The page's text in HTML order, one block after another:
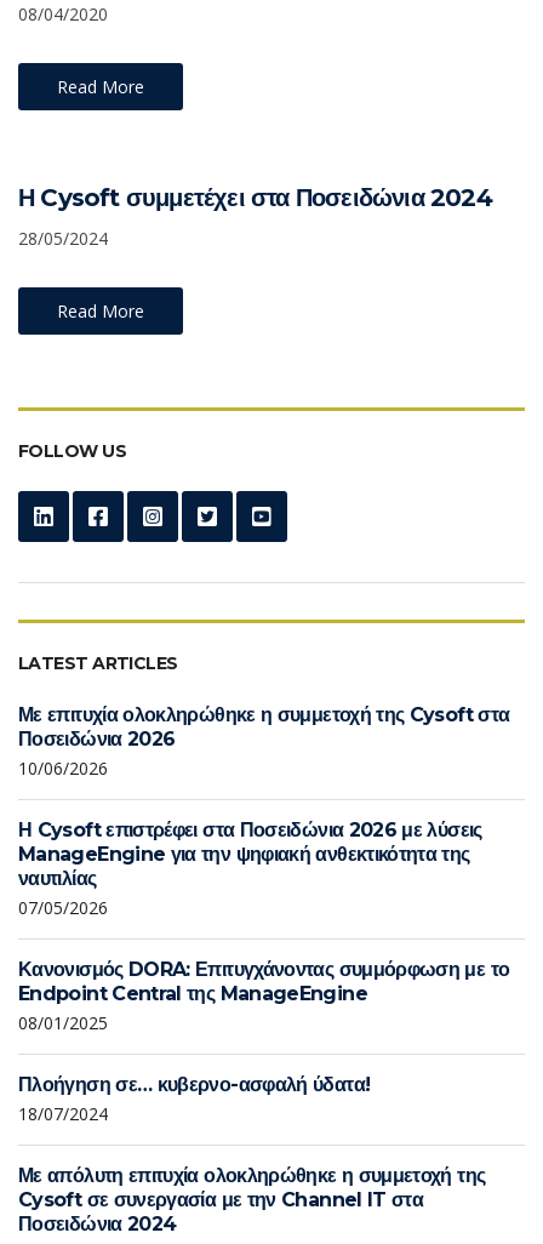
08/04/2020
Read More
Η Cysoft συμμετέχει στα Ποσειδώνια 2024
28/05/2024
Read More
FOLLOW US
LATEST ARTICLES
Με επιτυχία ολοκληρώθηκε η συμμετοχή της Cysoft στα
Ποσειδώνια 2026
10/06/2026
Η Cysoft επιστρέφει στα Ποσειδώνια 2026 με λύσεις
ManageEngine για την ψηφιακή ανθεκτικότητα της
ναυτιλίας
07/05/2026
Κανονισμός DORA: Επιτυγχάνοντας συμμόρφωση με το
Endpoint Central της ManageEngine
08/01/2025
Πλοήγηση σε… κυβερνο-ασφαλή ύδατα!
18/07/2024
Με απόλυτη επιτυχία ολοκληρώθηκε η συμμετοχή της
Cysoft σε συνεργασία με την Channel IT στα
Ποσειδώνια 2024